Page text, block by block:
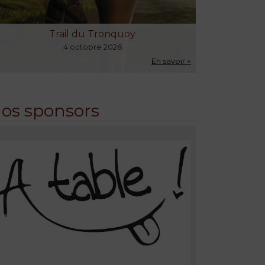
Trail du Tronquoy
4 octobre 2026
En savoir +
sponsors
Précédent